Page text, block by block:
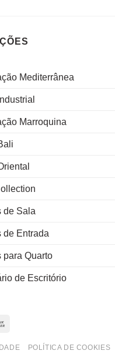
Mediterrânea
Marroquina
de Sala
de Entrada
para Quarto
de Escritório
POLÍTICA DE COOKIES